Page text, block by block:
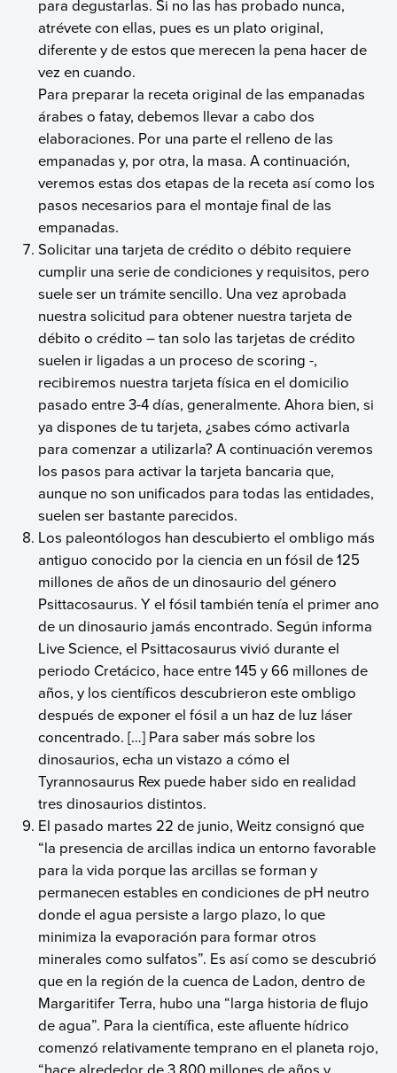
para degustarlas. Si no las has probado nunca,
atrévete con ellas, pues es un plato original,
diferente y de estos que merecen la pena hacer de
vez en cuando.
Para preparar la receta original de las empanadas
árabes o fatay, debemos llevar a cabo dos
elaboraciones. Por una parte el relleno de las
empanadas y, por otra, la masa. A continuación,
veremos estas dos etapas de la receta así como los
pasos necesarios para el montaje final de las
empanadas.
Solicitar una tarjeta de crédito o débito requiere
cumplir una serie de condiciones y requisitos, pero
suele ser un trámite sencillo. Una vez aprobada
nuestra solicitud para obtener nuestra tarjeta de
débito o crédito – tan solo las tarjetas de crédito
suelen ir ligadas a un proceso de scoring -,
recibiremos nuestra tarjeta física en el domicilio
pasado entre 3-4 días, generalmente. Ahora bien, si
ya dispones de tu tarjeta, ¿sabes cómo activarla
para comenzar a utilizarla? A continuación veremos
los pasos para activar la tarjeta bancaria que,
aunque no son unificados para todas las entidades,
suelen ser bastante parecidos.
Los paleontólogos han descubierto el ombligo más
antiguo conocido por la ciencia en un fósil de 125
millones de años de un dinosaurio del género
Psittacosaurus. Y el fósil también tenía el primer ano
de un dinosaurio jamás encontrado. Según informa
Live Science, el Psittacosaurus vivió durante el
periodo Cretácico, hace entre 145 y 66 millones de
años, y los científicos descubrieron este ombligo
después de exponer el fósil a un haz de luz láser
concentrado. […] Para saber más sobre los
dinosaurios, echa un vistazo a cómo el
Tyrannosaurus Rex puede haber sido en realidad
tres dinosaurios distintos.
El pasado martes 22 de junio, Weitz consignó que
“la presencia de arcillas indica un entorno favorable
para la vida porque las arcillas se forman y
permanecen estables en condiciones de pH neutro
donde el agua persiste a largo plazo, lo que
minimiza la evaporación para formar otros
minerales como sulfatos”. Es así como se descubrió
que en la región de la cuenca de Ladon, dentro de
Margaritifer Terra, hubo una “larga historia de flujo
de agua”. Para la científica, este afluente hídrico
comenzó relativamente temprano en el planeta rojo,
“hace alrededor de 3.800 millones de años y